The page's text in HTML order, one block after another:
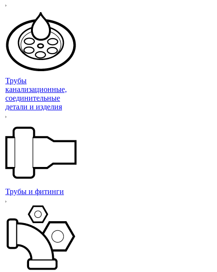
Трубы
канализационные,
соединительные
детали и изделия
Трубы и фитинги